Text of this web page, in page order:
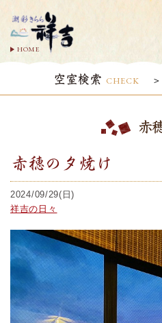
HOME
空室検索 CHECK
赤
赤穂の夕焼け
2024/09/29(日)
祥吉の日々